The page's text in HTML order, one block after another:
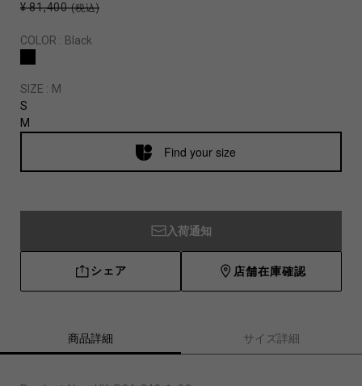
¥ 81,400 (税込)
COLOR : Black
SIZE : M
S
M
Find your size
入荷通知
シェア 店舗在庫確認
商品詳細 サイズ詳細